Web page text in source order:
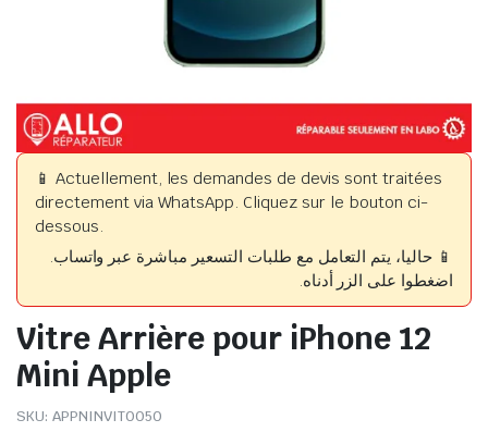
📱 Actuellement, les demandes de devis sont traitées
directement via WhatsApp. Cliquez sur le bouton ci-
dessous.
📱 حاليا، يتم التعامل مع طلبات التسعير مباشرة عبر واتساب.
اضغطوا على الزر أدناه.
Vitre Arrière pour iPhone 12
Mini Apple
SKU: APPNINVIT0050